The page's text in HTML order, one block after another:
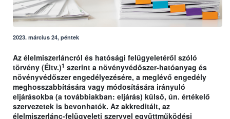
2023. március 24, péntek
Az élelmiszerláncról és hatósági felügyeletéről szóló
törvény (Éltv.)1 szerint a növényvédőszer-hatóanyag és
növényvédőszer engedélyezésére, a meglévő engedély
meghosszabbítására vagy módosítására irányuló
eljárásokba (a továbbiakban: eljárás) külső, ún. értékelő
szervezetek is bevonhatók. Az akkreditált, az
élelmiszerlánc-felügyeleti szervvel együttműködési